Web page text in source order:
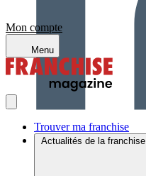
Mon compte
Menu
Trouver ma franchise
Actualités de la franchise